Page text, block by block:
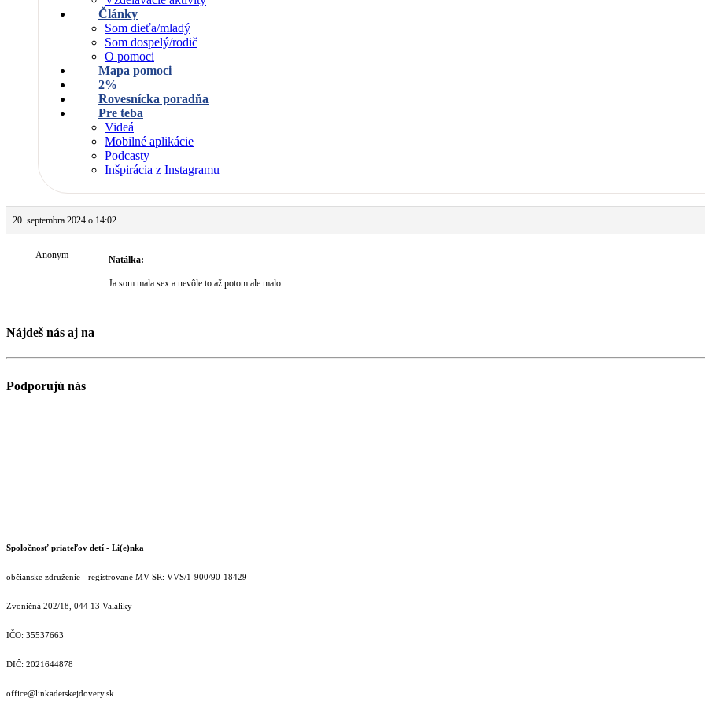
Články
Som dieťa/mladý
Som dospelý/rodič
O pomoci
Mapa pomoci
2%
Rovesnícka poradňa
Pre teba
Videá
Mobilné aplikácie
Podcasty
Inšpirácia z Instagramu
20. septembra 2024 o 14:02
Anonym Natálka:
Ja som mala sex a nevôle to až potom ale malo
Nájdeš nás aj na
Podporujú nás
Spoločnosť priateľov detí - Li(e)nka
občianske združenie - registrované MV SR: VVS/1-900/90-18429
Zvoničná 202/18, 044 13 Valaliky
IČO: 35537663
DIČ: 2021644878
office@linkadetskejdovery.sk